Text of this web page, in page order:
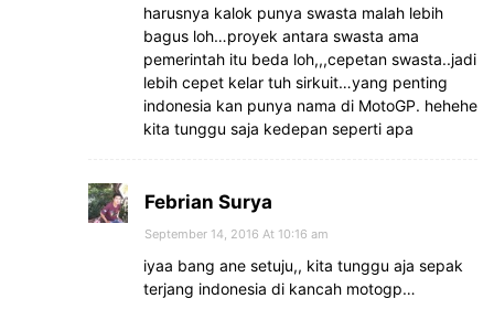
harusnya kalok punya swasta malah lebih
bagus loh…proyek antara swasta ama
pemerintah itu beda loh,,,cepetan swasta..jadi
lebih cepet kelar tuh sirkuit…yang penting
indonesia kan punya nama di MotoGP. hehehe
kita tunggu saja kedepan seperti apa
Febrian Surya
September 14, 2016 At 10:16 am
iyaa bang ane setuju,, kita tunggu aja sepak
terjang indonesia di kancah motogp…